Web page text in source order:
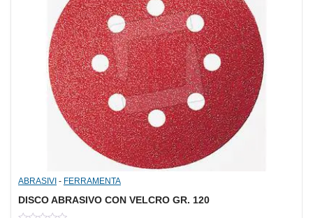
ABRASIVI - FERRAMENTA
DISCO ABRASIVO CON VELCRO GR. 120